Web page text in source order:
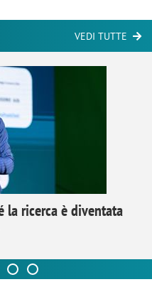
VEDI TUTTE
la ricerca è diventata